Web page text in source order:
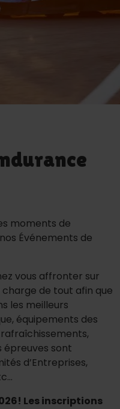
moments de
Événements de
vous affronter sur
charge de tout afin que
les meilleurs
équipements des
épreuves sont
d’Entreprises,
Les inscriptions